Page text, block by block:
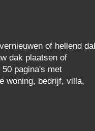
of hellend
dak plaatsen of
pagina's met
woning, bedrijf, villa,